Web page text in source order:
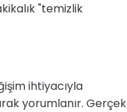
"temizlik
ihtiyacıyla
yorumlanır. Gerçek